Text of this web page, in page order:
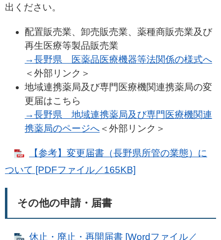
出ください。
配置販売業、卸売販売業、薬種商販売業及び
再生医療等製品販売業
→長野県 医薬品医療機器等法関係の様式へ
＜外部リンク＞
地域連携薬局及び専門医療機関連携薬局の変
更届はこちら
→長野県 地域連携薬局及び専門医療機関連
携薬局のページへ ＜外部リンク＞
【参考】変更届書（長野県所管の業態）に
ついて [PDFファイル／165KB]
その他の申請・届書
休止・廃止・再開届書 [Wordファイル／